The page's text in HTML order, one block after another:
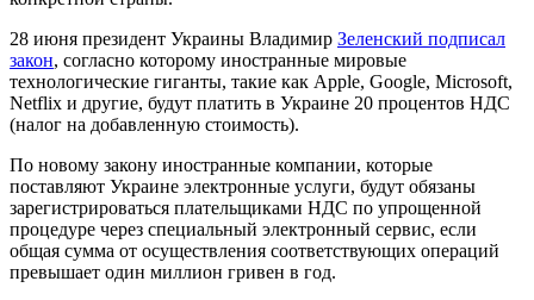
28 июня президент Украины Владимир Зеленский подписал
закон, согласно которому иностранные мировые
технологические гиганты, такие как Apple, Google, Microsoft,
Netflix и другие, будут платить в Украине 20 процентов НДС
(налог на добавленную стоимость).
По новому закону иностранные компании, которые
поставляют Украине электронные услуги, будут обязаны
зарегистрироваться плательщиками НДС по упрощенной
процедуре через специальный электронный сервис, если
общая сумма от осуществления соответствующих операций
превышает один миллион гривен в год.